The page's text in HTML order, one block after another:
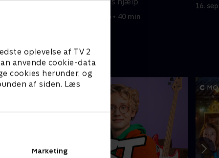
oplevelse af TV 2
anvende cookie-data
cookies herunder, og
af siden. Læs
Marketing
16. september 2025 • 40 min
16.